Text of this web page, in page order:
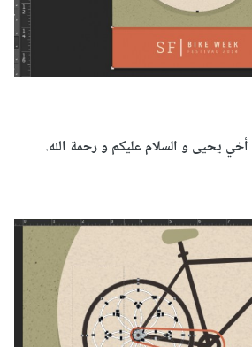
يحيى و السلام عليكم و رحمة الله.